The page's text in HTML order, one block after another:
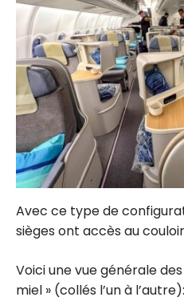
Avec ce type de
sièges ont accès au
Voici une vue générale
miel » (collés l’un à l’autre):